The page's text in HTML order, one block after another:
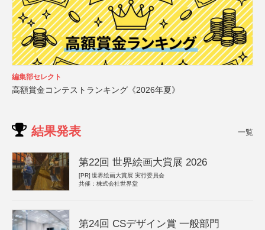
編集部セレクト
高額賞金コンテストランキング《2026年夏》
結果発表 一覧
第22回 世界絵画大賞展 2026
[PR] 世界絵画大賞展 実行委員会
共催：株式会社世界堂
第24回 CSデザイン賞 一般部門